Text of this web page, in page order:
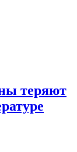
теряют